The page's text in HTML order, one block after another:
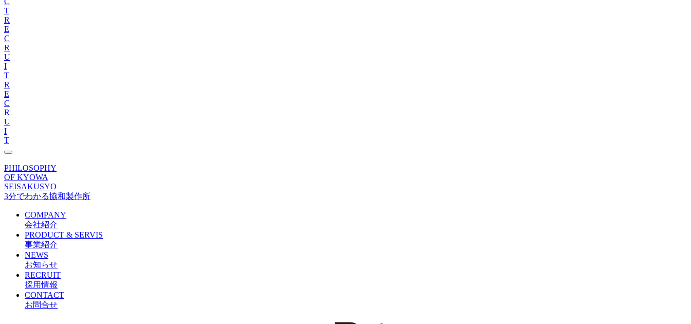
T
R
E
C
R
U
I
T
R
E
C
R
U
I
T
PHILOSOPHY
OF KYOWA
SEISAKUSYO
3分でわかる協和製作所
COMPANY
会社紹介
PRODUCT & SERVIS
事業紹介
NEWS
お知らせ
RECRUIT
採用情報
CONTACT
お問合せ